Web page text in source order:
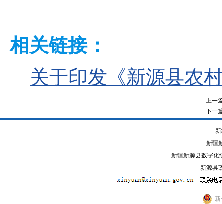
相关链接：
关于印发《新源县农
上一
下一
新疆
新疆新源县数字化
新源县
新